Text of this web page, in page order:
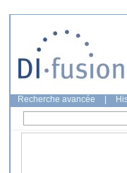
Recherche avancée